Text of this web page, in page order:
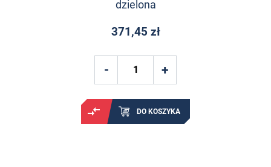
dzielona
371,45 zł
DO KOSZYKA